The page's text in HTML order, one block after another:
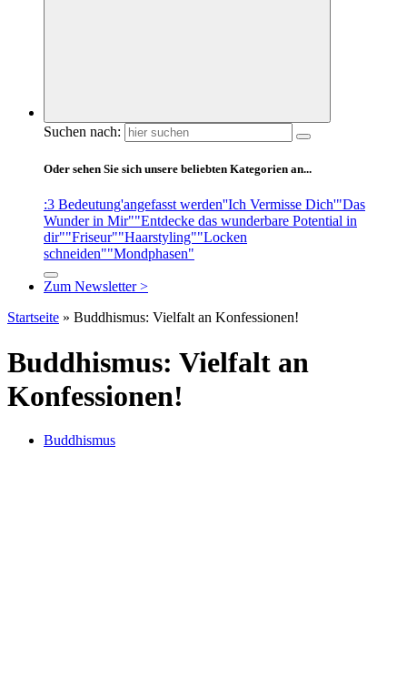
Suchen nach:
Oder sehen Sie sich unsere beliebten Kategorien an...
:3 Bedeutung'angefasst werden''Ich Vermisse Dich'"Das
Wunder in Mir""Entdecke das wunderbare Potential in
dir""Friseur""Haarstyling""Locken
schneiden""Mondphasen"
Zum Newsletter >
Startseite » Buddhismus: Vielfalt an Konfessionen!
Buddhismus: Vielfalt an
Konfessionen!
Buddhismus